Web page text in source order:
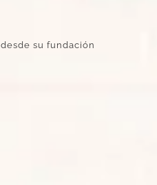
su fundación